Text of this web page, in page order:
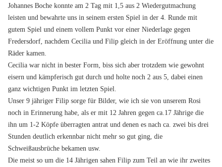
Johannes Boche konnte am 2 Tag mit 1,5 aus 2 Wiedergutmachung
leisten und bewahrte uns in seinem ersten Spiel in der 4. Runde mit
gutem Spiel und einem vollem Punkt vor einer Niederlage gegen
Fredersdorf, nachdem Cecilia und Filip gleich in der Eröffnung unter die
Räder kamen.
Cecilia war nicht in bester Form, biss sich aber trotzdem wie gewohnt
eisern und kämpferisch gut durch und holte noch 2 aus 5, dabei einen
ganz wichtigen Punkt im letzten Spiel.
Unser 9 jähriger Filip sorge für Bilder, wie ich sie von unserem Rosi
noch in Erinnerung habe, als er mit 12 Jahren gegen ca.17 Jährige die
ihn um 1-2 Köpfe überragten antrat und denen es nach ca. zwei bis drei
Stunden deutlich erkennbar nicht mehr so gut ging, die
Schweißausbrüche bekamen usw.
Die meist so um die 14 Jährigen sahen Filip zum Teil an wie ihr zweites